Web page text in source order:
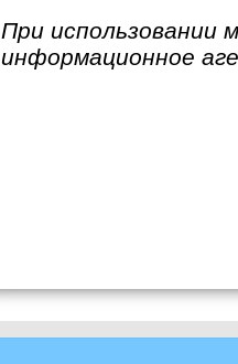
При использовании
информационное